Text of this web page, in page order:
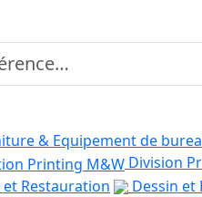
& Equipement de
Division
et Restauration Dessin et